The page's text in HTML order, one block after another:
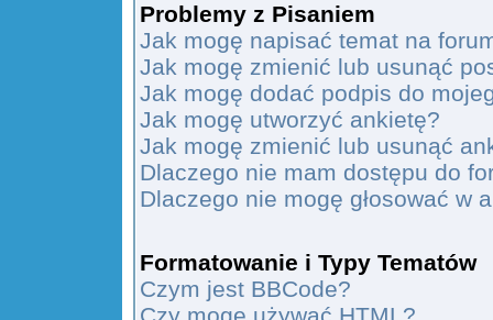
Problemy z Pisaniem
Jak mogę napisać temat na
Jak mogę zmienić lub usunąć
Jak mogę dodać podpis do
Jak mogę utworzyć ankietę?
Jak mogę zmienić lub usunąć
Dlaczego nie mam dostępu do
Dlaczego nie mogę głosować w
Formatowanie i Typy Tematów
Czym jest BBCode?